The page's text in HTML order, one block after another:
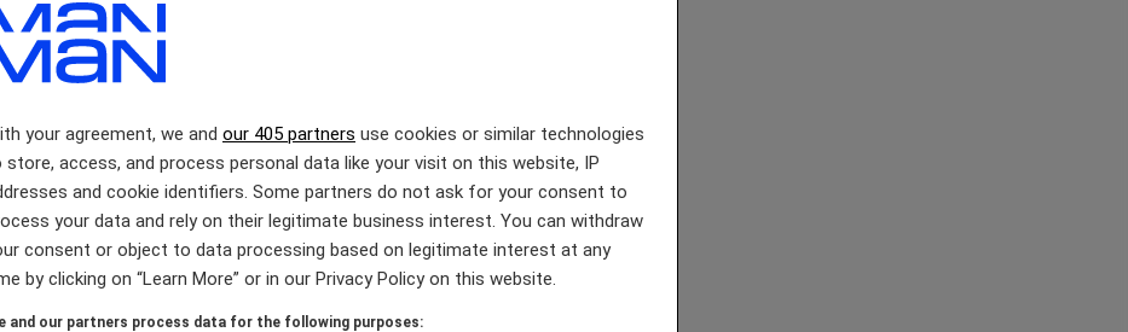
your agreement, we and our 405 partners use cookies or similar technologies
store, access, and process personal data like your visit on this website, IP
and cookie identifiers. Some partners do not ask for your consent to
your data and rely on their legitimate business interest. You can withdraw
consent or object to data processing based on legitimate interest at any
by clicking on “Learn More” or in our Privacy Policy on this website.
and our partners process data for the following purposes: